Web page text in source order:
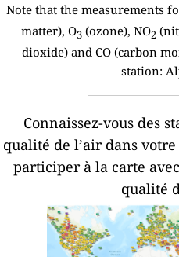
Note that the measurements
matter), O3(ozone), NO2
dioxide) and CO (carbon
station:
Connaissez-vous des
qualité de l’air dans
participer à la carte
qualité